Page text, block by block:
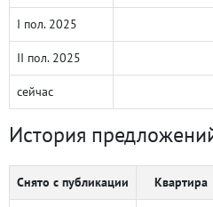
I пол. 2025
II пол. 2025
сейчас
История
Снято с публикации Квартира